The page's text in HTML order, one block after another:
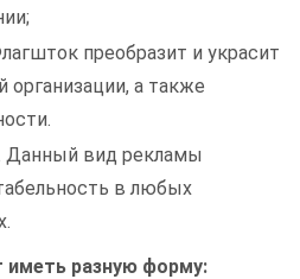
преобразит и украсит
а также
Данный вид рекламы
в любых
иметь разную форму: